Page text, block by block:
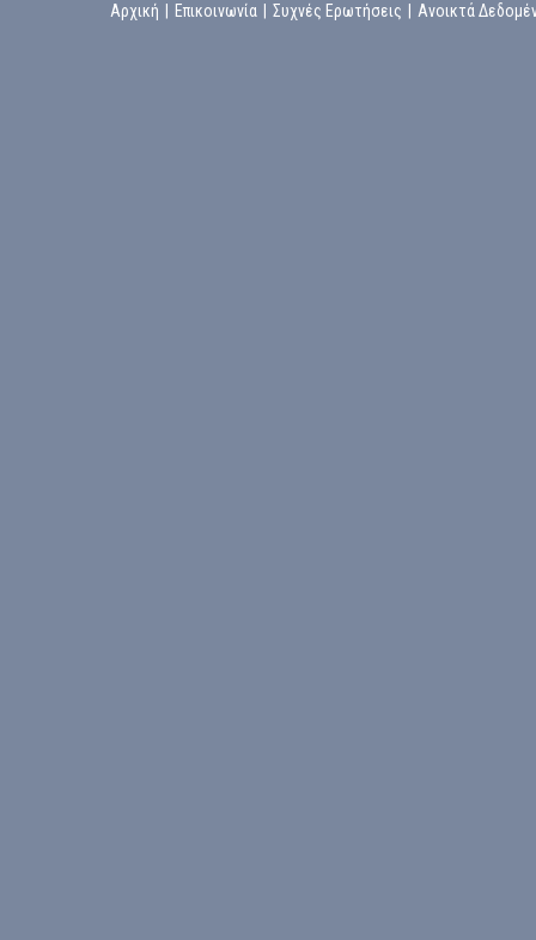
Αρχική Επικοινωνία Συχνές Ερωτήσεις Ανοικτά